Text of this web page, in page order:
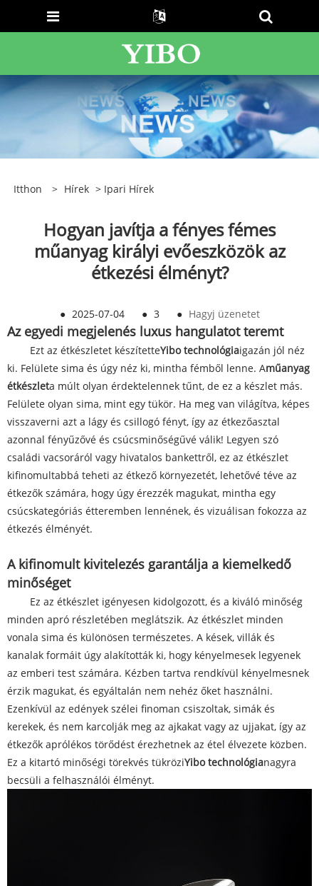
Itthon > Hírek > Ipari Hírek
Hogyan javítja a fényes fémes
műanyag királyi evőeszközök az
étkezési élményt?
● 2025-07-04 ● 3 ● Hagyj üzenetet
Az egyedi megjelenés luxus hangulatot teremt
Ezt az étkészletet készítetteYibo technológiaigazán jól néz
ki. Felülete sima és úgy néz ki, mintha fémből lenne. Aműanyag
étkészleta múlt olyan érdektelennek tűnt, de ez a készlet más.
Felülete olyan sima, mint egy tükör. Ha meg van világítva, képes
visszaverni azt a lágy és csillogó fényt, így az étkezőasztal
azonnal fényűzővé és csúcsminőségűvé válik! Legyen szó
családi vacsoráról vagy hivatalos bankettről, ez az étkészlet
kifinomultabbá teheti az étkező környezetét, lehetővé téve az
étkezők számára, hogy úgy érezzék magukat, mintha egy
csúcskategóriás étteremben lennének, és vizuálisan fokozza az
étkezés élményét.
A kifinomult kivitelezés garantálja a kiemelkedő
minőséget
Ez az étkészlet igényesen kidolgozott, és a kiváló minőség
minden apró részletében meglátszik. Az étkészlet minden
vonala sima és különösen természetes. A kések, villák és
kanalak formáit úgy alakították ki, hogy kényelmesek legyenek
az emberi test számára. Kézben tartva rendkívül kényelmesnek
érzik magukat, és egyáltalán nem nehéz őket használni.
Ezenkívül az edények szélei finoman csiszoltak, simák és
kerekek, és nem karcolják meg az ajkakat vagy az ujjakat, így az
étkezők aprólékos törődést érezhetnek az étel élvezete közben.
Ez a kitartó minőségi törekvés tükröziYibo technológianagyra
becsüli a felhasználói élményt.